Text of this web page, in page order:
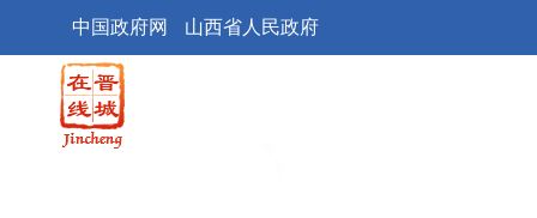
中国政府网 山西省人民政府